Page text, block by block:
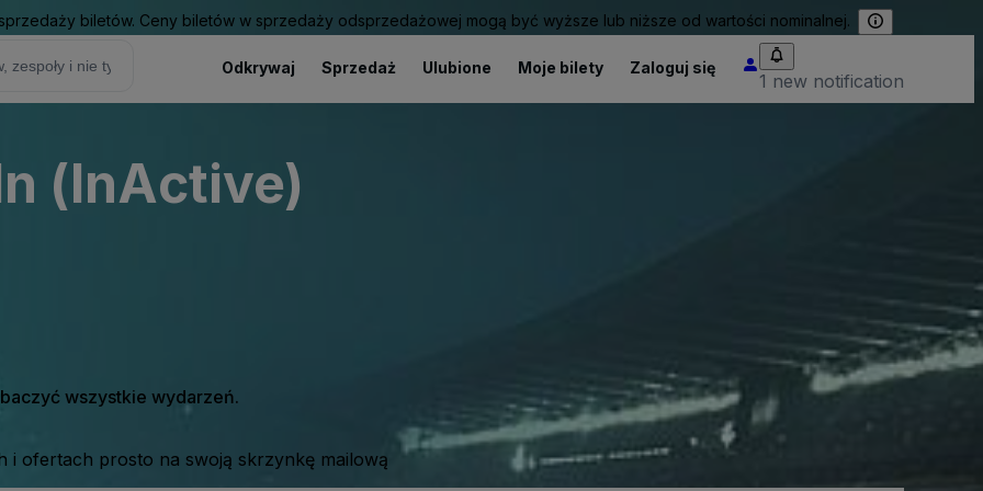
biletów. Ceny biletów w sprzedaży odsprzedażowej mogą być wyższe lub niższe od wartości nominalnej.
Odkrywaj Sprzedaż Ulubione Moje bilety Zaloguj się
1 new notification
(InActive)
wszystkie wydarzeń.
ofertach prosto na swoją skrzynkę mailową